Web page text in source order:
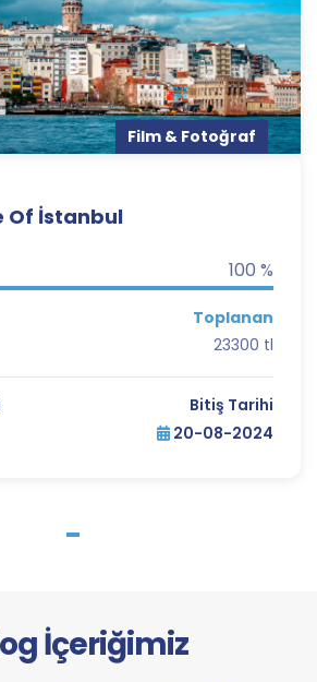
Film & Fotoğraf
Of İstanbul
100 %
Toplanan
23300 tl
Bitiş Tarihi
20-08-2024
İçeriğimiz